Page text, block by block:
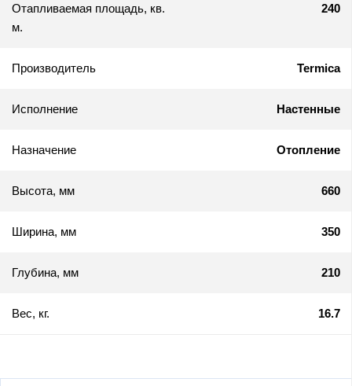
Отапливаемая площадь, кв.
м.
240
Производитель Termica
Исполнение Настенные
Назначение Отопление
Высота, мм 660
Ширина, мм 350
Глубина, мм 210
Вес, кг. 16.7